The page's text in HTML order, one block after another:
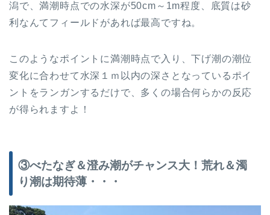
潟で、満潮時点での水深が50cm～1m程度、底質は砂
利なんてフィールドがあれば最高ですね。
このようなポイントに満潮時点で入り、下げ潮の潮位
変化に合わせて水深１ｍ以内の深さとなっているポイ
ントをランガンするだけで、多くの場合何らかの反応
が得られますよ！
③べたなぎ＆澄み潮がチャンス大！荒れ＆濁
り潮は期待薄・・・